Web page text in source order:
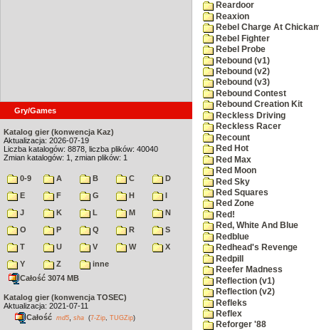
Gry/Games
Katalog gier (konwencja Kaz)
Aktualizacja: 2026-07-19
Liczba katalogów: 8878, liczba plików: 40040
Zmian katalogów: 1, zmian plików: 1
0-9 A B C
D
E
F G H
I
J
K L M
N
O
P Q R
S
T
U V W
X
Y
Z
inne
Całość 3074 MB
Katalog gier (konwencja TOSEC)
Aktualizacja: 2021-07-11
Całość md5 sha (7-Zip TUGZip)
Reardoor
Reaxion
Rebel Charge At
Rebel Fighter
Rebel Probe
Rebound (v1)
Rebound (v2)
Rebound (v3)
Rebound Contest
Rebound Creation Kit
Reckless Driving
Reckless Racer
Recount
Red Hot
Red Max
Red Moon
Red Sky
Red Squares
Red Zone
Red!
Red, White And Blue
Redblue
Redhead's Revenge
Redpill
Reefer Madness
Reflection (v1)
Reflection (v2)
Refleks
Reflex
Reforger '88